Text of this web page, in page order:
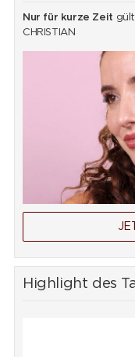
Nur für kurze Zeit
CHRISTIAN
Highlight des